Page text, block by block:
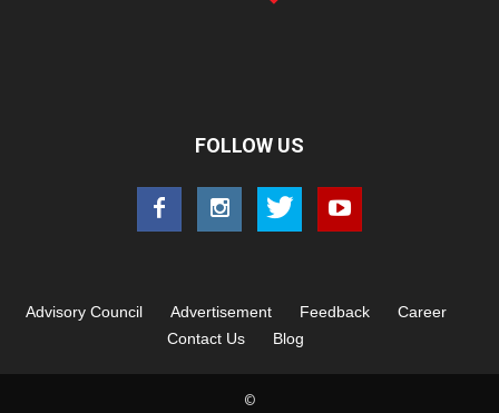
FOLLOW US
Advisory Council Advertisement Feedback
Career
Contact Us
Blog
©